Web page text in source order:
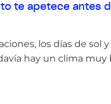
te apetece antes
los días de
hay un clima